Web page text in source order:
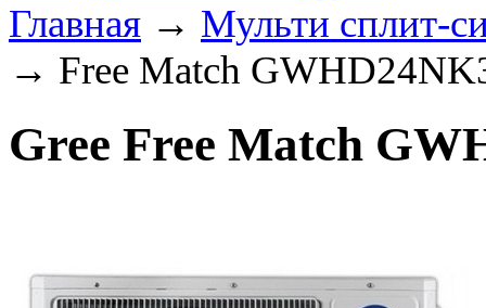
Главная → Мульти сплит-
→ Free Match
Gree Free Match